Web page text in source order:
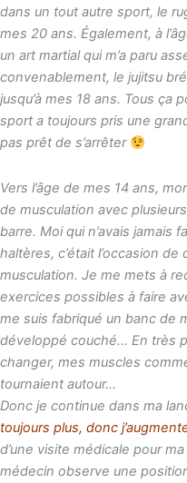
dans un tout autre sport, le
mes 20 ans. Également, à
un art martial qui m’a paru
convenablement, le jujitsu
jusqu’à mes 18 ans. Tous ça
sport a toujours pris une
pas prêt de s’arrêter
Vers l’âge de mes 14 ans,
de musculation avec
barre. Moi qui n’avais jamais
haltères, c’était l’occasion
musculation. Je me mets à
exercices possibles à faire
me suis fabriqué un banc de
développé couché… En très
changer, mes muscles
tournaient autour…
Donc je continue dans ma
toujours plus, donc
d’une visite médicale pour
médecin observe une